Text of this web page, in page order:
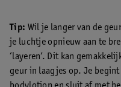
Tip: Wil je langer van de
je luchtje opnieuw aan te
‘layeren’. Dit kan
geur in laagjes op. Je